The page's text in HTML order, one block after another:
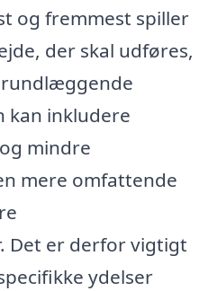
og fremmest spiller
der skal udføres,
kan inkludere
mindre
mere omfattende
Det er derfor vigtigt
ydelser